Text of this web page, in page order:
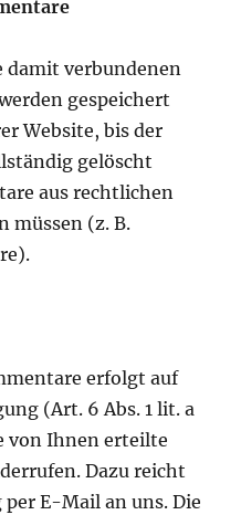
damit verbundenen
gespeichert
Website, bis der
gelöscht
aus rechtlichen
müssen (z. B.
erfolgt auf
(Art. 6 Abs. 1 lit. a
von Ihnen erteilte
Dazu reicht
E-Mail an uns. Die